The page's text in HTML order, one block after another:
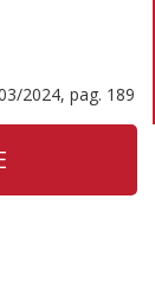
2024, pag. 189